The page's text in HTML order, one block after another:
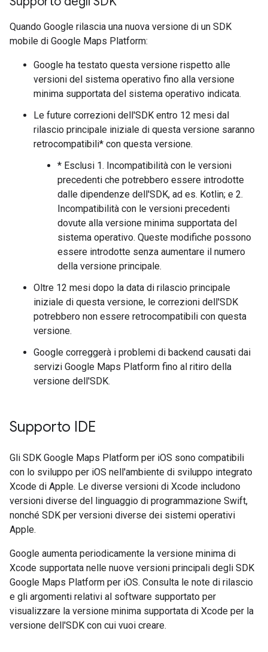
Quando Google rilascia una nuova versione di un SDK
mobile di Google Maps Platform:
Google ha testato questa versione rispetto alle
versioni del sistema operativo fino alla versione
minima supportata del sistema operativo indicata.
Le future correzioni dell'SDK entro 12 mesi dal
rilascio principale iniziale di questa versione saranno
retrocompatibili* con questa versione.
* Esclusi 1. Incompatibilità con le versioni
precedenti che potrebbero essere introdotte
dalle dipendenze dell'SDK, ad es. Kotlin; e 2.
Incompatibilità con le versioni precedenti
dovute alla versione minima supportata del
sistema operativo. Queste modifiche possono
essere introdotte senza aumentare il numero
della versione principale.
Oltre 12 mesi dopo la data di rilascio principale
iniziale di questa versione, le correzioni dell'SDK
potrebbero non essere retrocompatibili con questa
versione.
Google correggerà i problemi di backend causati dai
servizi Google Maps Platform fino al ritiro della
versione dell'SDK.
Supporto IDE
Gli SDK Google Maps Platform per iOS sono compatibili
con lo sviluppo per iOS nell'ambiente di sviluppo integrato
Xcode di Apple. Le diverse versioni di Xcode includono
versioni diverse del linguaggio di programmazione Swift,
nonché SDK per versioni diverse dei sistemi operativi
Apple.
Google aumenta periodicamente la versione minima di
Xcode supportata nelle nuove versioni principali degli SDK
Google Maps Platform per iOS. Consulta le note di rilascio
e gli argomenti relativi al software supportato per
visualizzare la versione minima supportata di Xcode per la
versione dell'SDK con cui vuoi creare.